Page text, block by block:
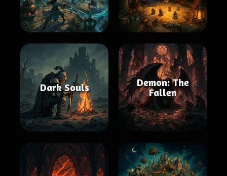
Dark Souls
Demon: The
Fallen